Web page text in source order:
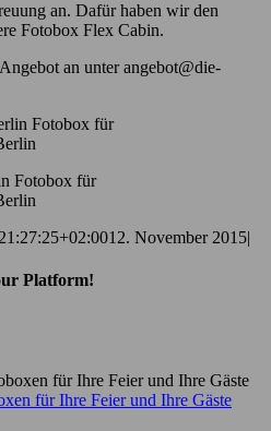
an. Dafür haben wir den
Fotobox Flex Cabin.
an unter angebot@die-
Fotobox für
12. November 2015|
Platform!
für Ihre Feier und Ihre Gäste